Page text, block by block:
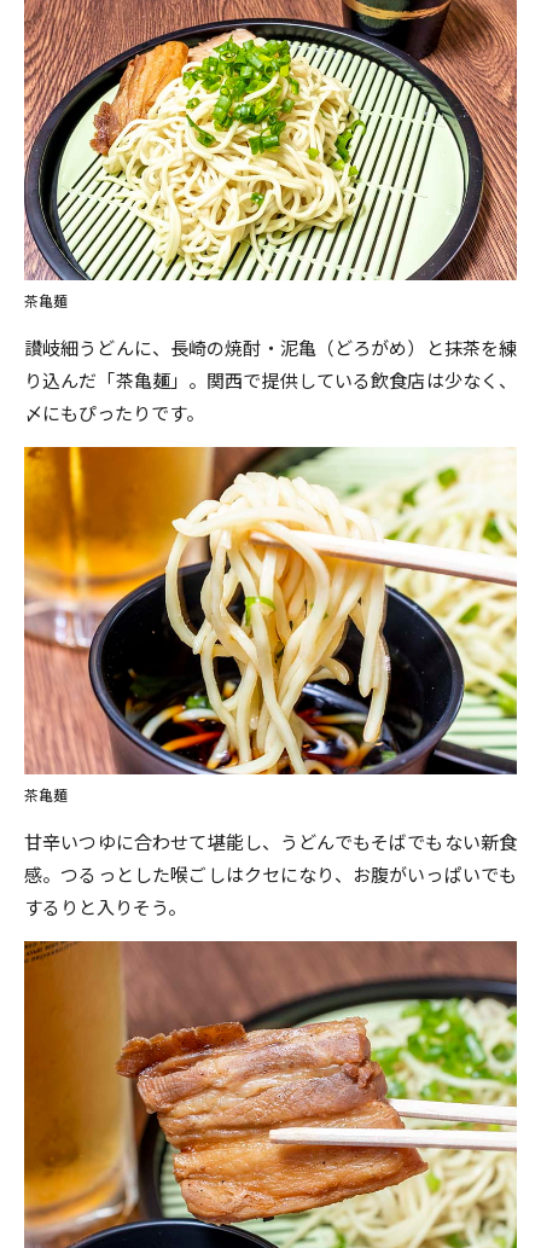
茶亀麺
讃岐細うどんに、長崎の焼酎・泥亀（どろがめ）と抹茶を練
り込んだ「茶亀麺」。関西で提供している飲食店は少なく、
〆にもぴったりです。
茶亀麺
甘辛いつゆに合わせて堪能し、うどんでもそばでもない新食
感。つるっとした喉ごしはクセになり、お腹がいっぱいでも
するりと入りそう。